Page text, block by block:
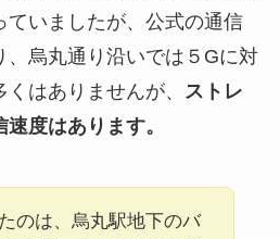
ていましたが、公式の通信
、烏丸通り沿いでは５Gに対
はありませんが、 ストレ
度はあります。
のは、烏丸駅地下のバ